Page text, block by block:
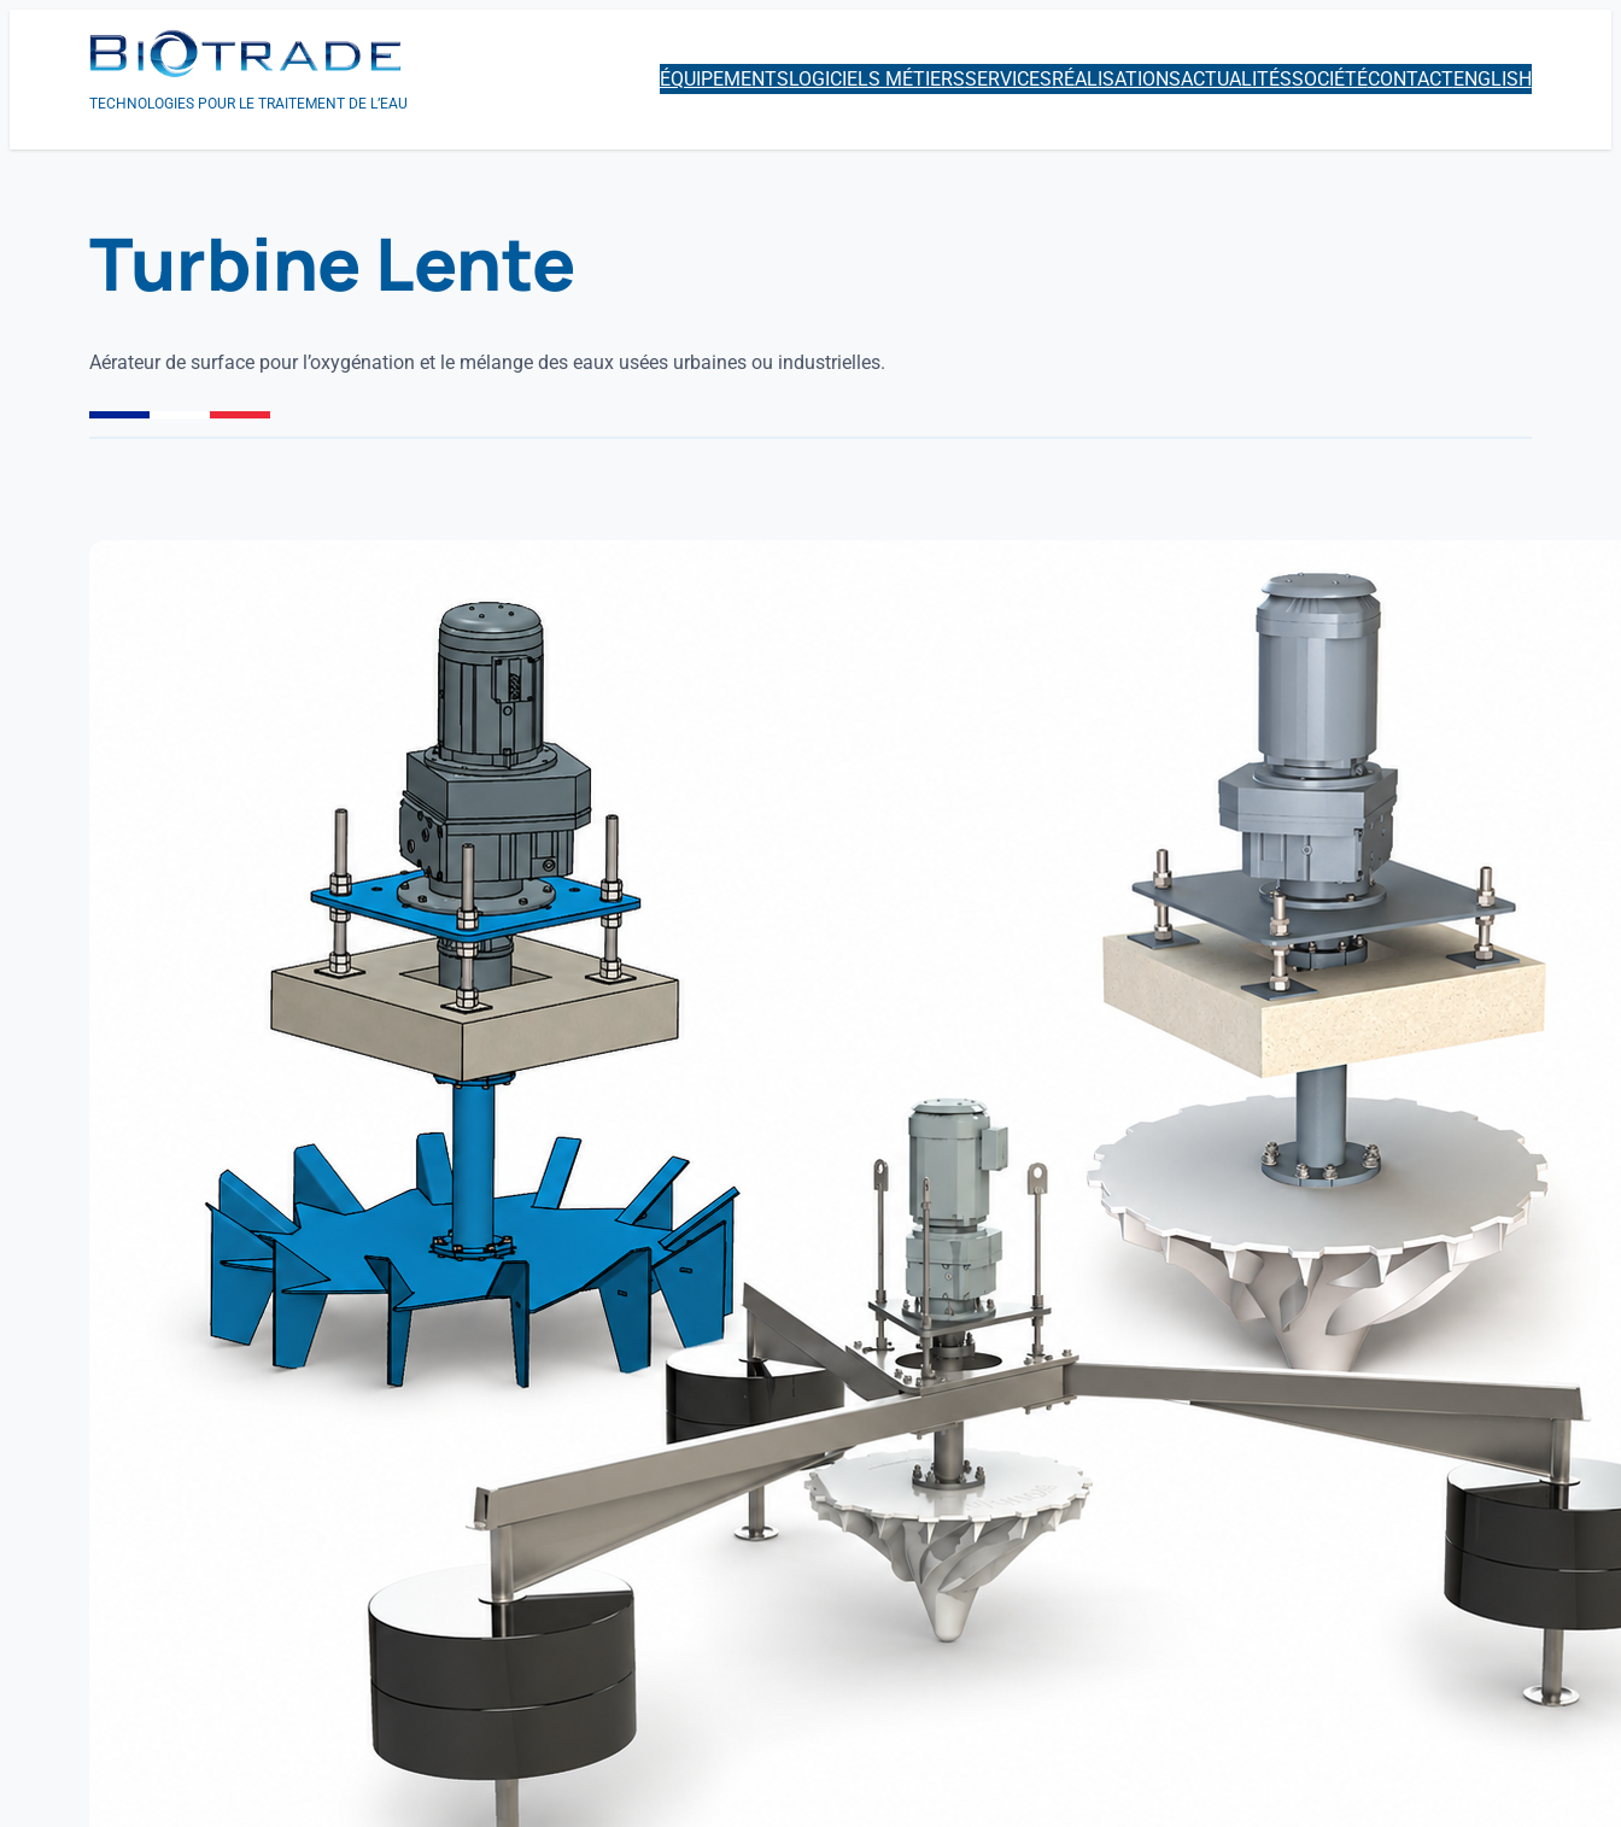
TECHNOLOGIES POUR LE TRAITEMENT DE L’EAU
ÉQUIPEMENTSLOGICIELS MÉTIERSSERVICESRÉALISATIONSACTUALITÉSSOCIÉTÉCONTACTENGLISH
Turbine Lente
Aérateur de surface pour l’oxygénation et le mélange des eaux usées urbaines ou industrielles.
Les turbines de surface à vitesse lente permettent d’ assurer une oxygénation optimale et un
brassage homogène des effluents, aussi bien en stations d’épuration urbaines qu’en
Leur fonctionnement repose sur un axe vertical : le rotor, partiellement immergé, entraîne l’eau
par effet mécanique et la projette latéralement. Ce mouvement crée une surface de contact
maximale entre l’eau et l’air, favorisant ainsi le transfert d’oxygène.
Ces équipements, développés et fabriqués dans nos ateliers, allient robustesse, efficacité
énergétique et simplicité d’ exploitation. Ils sont adaptés aux bassins en génie civil comme
aux lagunes, et disponibles en versions fixes (sur passerelle) ou flottantes.
BIOTRADE propose une gamme complète de turbines lentes, adaptées à tous les besoins :
Montage sur plaque d’assise réglable en hauteur via des tiges filetées, pour un
ajustement précis de l’immersion.
Idéale pour les installations permanentes sur passerelles en béton ou métalliques.
Turbine lente flottante
Rotor en polyester armé de fibres de verre ou en acier peint, monté sur tripode flottant
(flotteurs en polyéthylène remplis de mousse polyuréthane).
Système d’amarrage 3 points (câbles inox ou polypropylène) pour une stabilité
optimale, même en cas de variation de niveau d’eau.
Parfaitement adaptée aux lagunes et bassins
Caractéristiques Techniques
Composition des turbines lentes
Motoréducteur IP55, classe IE4, facteur de service > 1.75
Arbre et plaque support : acier peint époxy (RAL 7031) ou inox 304/316L
En polyester armé fibres de verre (rempli de mousse polyuréthane expansée,